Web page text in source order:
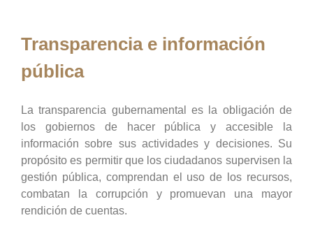
Transparencia e información
pública
La transparencia gubernamental es la obligación de
los gobiernos de hacer pública y accesible la
información sobre sus actividades y decisiones. Su
propósito es permitir que los ciudadanos supervisen la
gestión pública, comprendan el uso de los recursos,
combatan la corrupción y promuevan una mayor
rendición de cuentas.